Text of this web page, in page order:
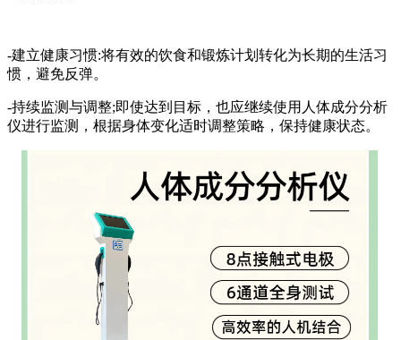
-建立健康习惯:将有效的饮食和锻炼计划转化为长期的生活习
惯，避免反弹。
-持续监测与调整;即使达到目标，也应继续使用人体成分分析
仪进行监测，根据身体变化适时调整策略，保持健康状态。